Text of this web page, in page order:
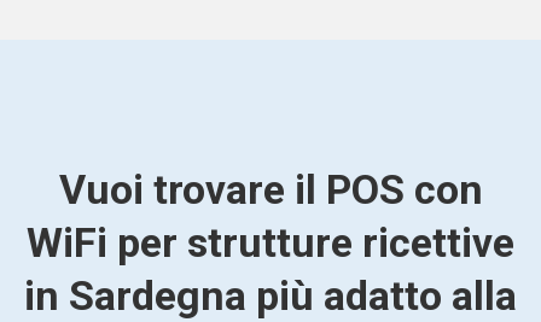
Vuoi trovare il POS con
WiFi per strutture ricettive
in Sardegna più adatto alla